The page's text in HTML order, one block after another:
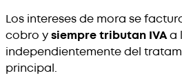
Los intereses de mora se
cobro ysiempre tributan IVAa
independientemente del
principal.